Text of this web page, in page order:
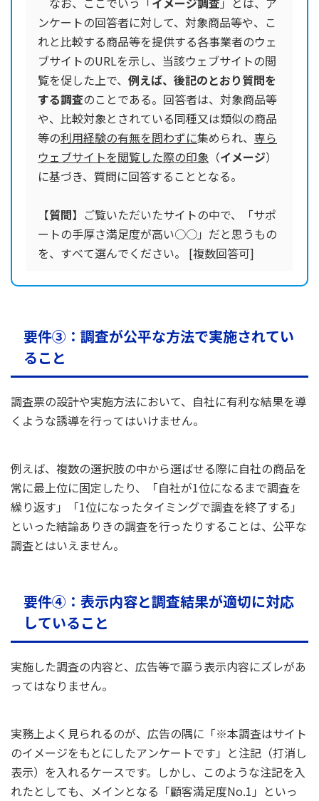
ンケートの回答者に対して、対象商品等や、こ
れと比較する商品等を提供する各事業者のウェ
ブサイトのURLを示し、当該ウェブサイトの閲
覧を促した上で、 例えば、後記のとおり質問を
する調査のことである。回答者は、対象商品等
や、比較対象とされている同種又は類似の商品
等の利用経験の有無を問わずに集められ、 専ら
ウェブサイトを閲覧した際の印象 （イメージ）
に基づき、質問に回答することとなる。
【質問】ご覧いただいたサイトの中で、「サポ
ートの手厚さ満足度が高い○○」だと思うもの
を、すべて選んでください。 [複数回答可]
要件③：調査が公平な方法で実施されてい
ること
調査票の設計や実施方法において、自社に有利な結果を導
くような誘導を行ってはいけません。
例えば、複数の選択肢の中から選ばせる際に自社の商品を
常に最上位に固定したり、「自社が1位になるまで調査を
繰り返す」「1位になったタイミングで調査を終了する」
といった結論ありきの調査を行ったりすることは、公平な
調査とはいえません。
要件④：表示内容と調査結果が適切に対応
していること
実施した調査の内容と、広告等で謳う表示内容にズレがあ
ってはなりません。
実務上よく見られるのが、広告の隅に「※本調査はサイト
のイメージをもとにしたアンケートです」と注記（打消し
表示）を入れるケースです。しかし、このような注記を入
れたとしても、メインとなる「顧客満足度No.1」といっ